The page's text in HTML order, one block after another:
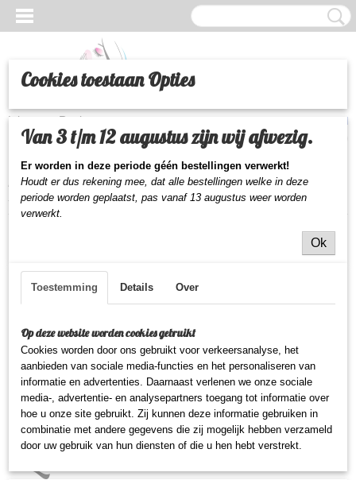
Inloggen Registreren
Geen producten
Home> Tools>Haarrollers >Comair Zelfklevende Wikkels 12
Stuks 28mm - Licht Blauw
Comair Zelfklevende
Wikkels 12 Stuks 28mm
- Licht Blauw
Cookies toestaan Opties
Van 3 t/m 12 augustus zijn wij afwezig.
Er worden in deze periode géén bestellingen verwerkt!
Houdt er dus rekening mee, dat alle bestellingen welke in deze
periode worden geplaatst, pas vanaf 13 augustus weer worden
verwerkt.
Ok
Toestemming Details Over
Op deze website worden cookies gebruikt
Cookies worden door ons gebruikt voor verkeersanalyse, het
aanbieden van sociale media-functies en het personaliseren van
informatie en advertenties. Daarnaast verlenen we onze sociale
media-, advertentie- en analysepartners toegang tot informatie over
hoe u onze site gebruikt. Zij kunnen deze informatie gebruiken in
combinatie met andere gegevens die zij mogelijk hebben verzameld
door uw gebruik van hun diensten of die u hen hebt verstrekt.